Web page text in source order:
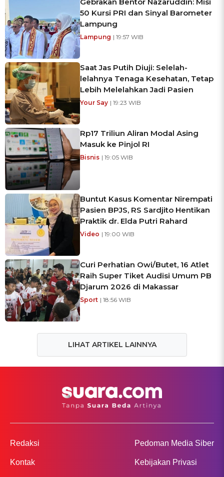
50 Kursi PRI dan Sinyal Barometer
Lampung
Lampung | 19:57 WIB
Saat Jas Putih Diuji: Selelah-
lelahnya Tenaga Kesehatan, Tetap
Lebih Melelahkan Jadi Pasien
Your Say | 19:23 WIB
Rp17 Triliun Aliran Modal Asing
Masuk ke Pinjol RI
Bisnis | 19:05 WIB
Buntut Kasus Komentar Nirempati
Pasien BPJS, RS Sardjito Hentikan
Praktik dr. Elda Putri Rahard
Video | 19:00 WIB
Curi Perhatian Owi/Butet, 16 Atlet
Raih Super Tiket Audisi Umum PB
Djarum 2026 di Makassar
Sport | 18:56 WIB
LIHAT ARTIKEL LAINNYA
Redaksi
Kontak
Pedoman Media Siber
Kebijakan Privasi